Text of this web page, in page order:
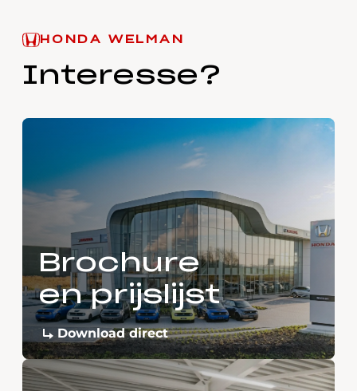
HONDA WELMAN
Interesse?
Brochure
en prijslijst
Download direct